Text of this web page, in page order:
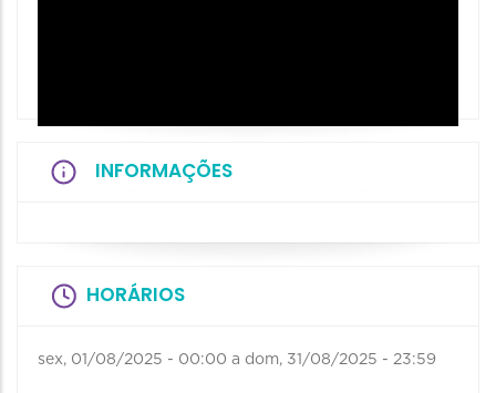
INFORMAÇÕES
HORÁRIOS
sex, 01/08/2025 - 00:00 a dom, 31/08/2025 - 23:59